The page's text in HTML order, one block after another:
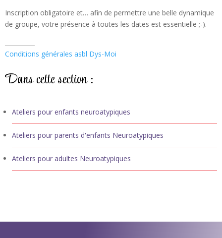
Inscription obligatoire et… afin de permettre une belle dynamique
de groupe, votre présence à toutes les dates est essentielle ;-).
Conditions générales asbl Dys-Moi
Dans cette section :
Ateliers pour enfants neuroatypiques
Ateliers pour parents d'enfants Neuroatypiques
Ateliers pour adultes Neuroatypiques